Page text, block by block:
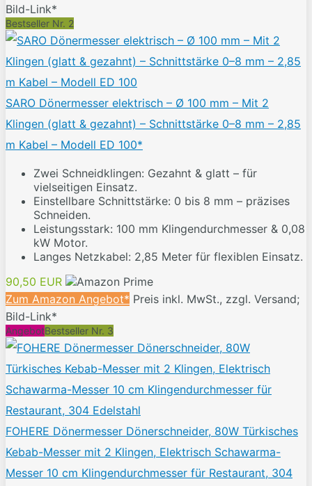
Bild-Link*
Bestseller Nr. 2
SARO Dönermesser elektrisch – Ø 100 mm – Mit 2
Klingen (glatt & gezahnt) – Schnittstärke 0–8 mm – 2,85
m Kabel – Modell ED 100*
Zwei Schneidklingen: Gezahnt & glatt – für
vielseitigen Einsatz.
Einstellbare Schnittstärke: 0 bis 8 mm – präzises
Schneiden.
Leistungsstark: 100 mm Klingendurchmesser & 0,08
kW Motor.
Langes Netzkabel: 2,85 Meter für flexiblen Einsatz.
90,50 EUR
Zum Amazon Angebot* Preis inkl. MwSt., zzgl. Versand;
Bild-Link*
AngebotBestseller Nr. 3
FOHERE Dönermesser Dönerschneider, 80W Türkisches
Kebab-Messer mit 2 Klingen, Elektrisch Schawarma-
Messer 10 cm Klingendurchmesser für Restaurant, 304